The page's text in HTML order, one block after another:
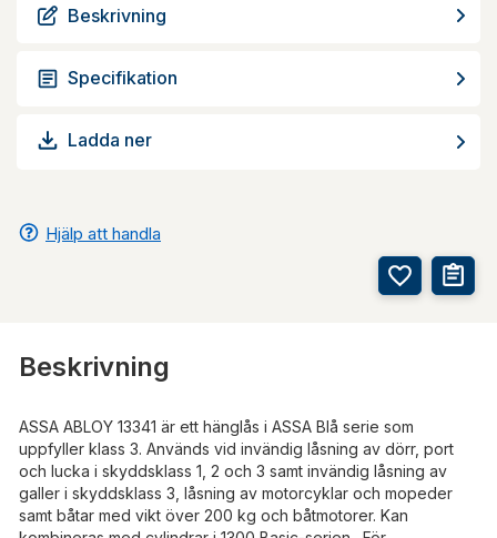
Beskrivning
Specifikation
Ladda ner
Hjälp att handla
Beskrivning
ASSA ABLOY 13341 är ett hänglås i ASSA Blå serie som
uppfyller klass 3. Används vid invändig låsning av dörr, port
och lucka i skyddsklass 1, 2 och 3 samt invändig låsning av
galler i skyddsklass 3, låsning av motorcyklar och mopeder
samt båtar med vikt över 200 kg och båtmotorer. Kan